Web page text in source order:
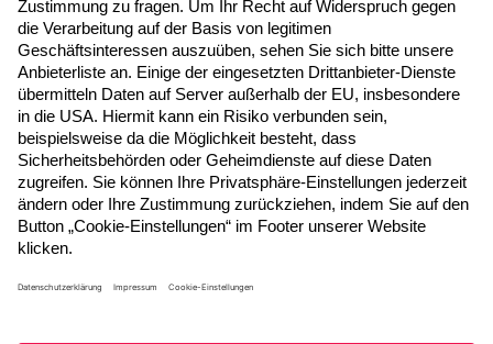
Folgen Sie uns
© 2026 ADITO Software GmbH
Impressum|Datenschutzerklärung|AGB
|Teilnahmebedingungen |Cookie-Einstellungen